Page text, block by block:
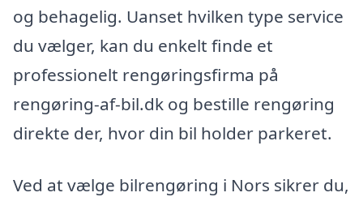
og behagelig. Uanset hvilken type service
du vælger, kan du enkelt finde et
professionelt rengøringsfirma på
rengøring-af-bil.dk og bestille rengøring
direkte der, hvor din bil holder parkeret.
Ved at vælge bilrengøring i Nors sikrer du,